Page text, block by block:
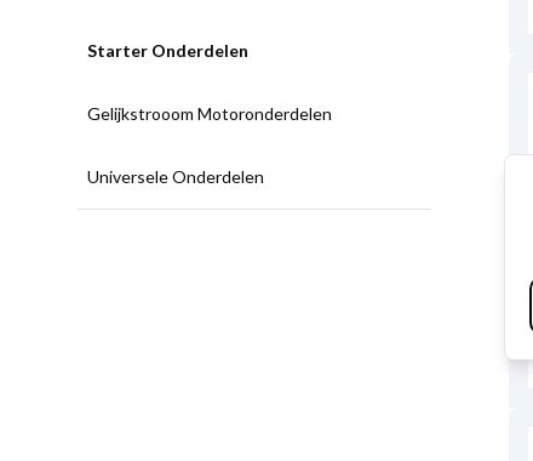
Starter Onderdelen
Gelijkstrooom Motoronderdelen
Universele Onderdelen